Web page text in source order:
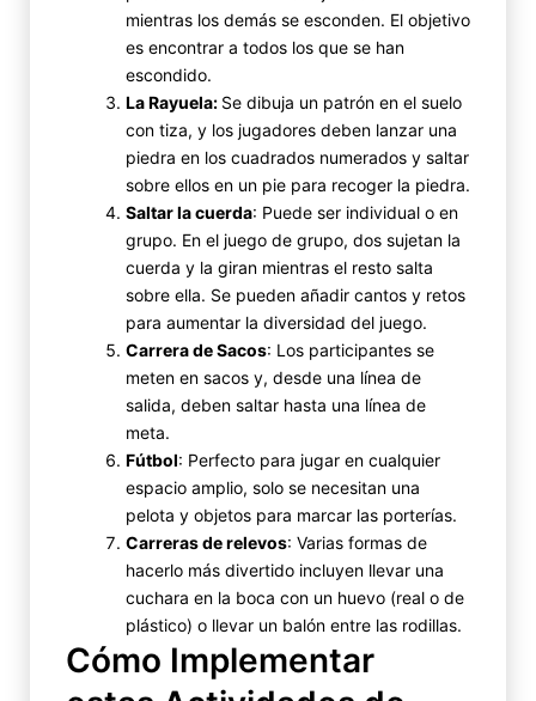
mientras los demás se esconden. El objetivo
es encontrar a todos los que se han
escondido.
La Rayuela: Se dibuja un patrón en el suelo
con tiza, y los jugadores deben lanzar una
piedra en los cuadrados numerados y saltar
sobre ellos en un pie para recoger la piedra.
Saltar la cuerda: Puede ser individual o en
grupo. En el juego de grupo, dos sujetan la
cuerda y la giran mientras el resto salta
sobre ella. Se pueden añadir cantos y retos
para aumentar la diversidad del juego.
Carrera de Sacos: Los participantes se
meten en sacos y, desde una línea de
salida, deben saltar hasta una línea de
meta.
Fútbol: Perfecto para jugar en cualquier
espacio amplio, solo se necesitan una
pelota y objetos para marcar las porterías.
Carreras de relevos: Varias formas de
hacerlo más divertido incluyen llevar una
cuchara en la boca con un huevo (real o de
plástico) o llevar un balón entre las rodillas.
Cómo Implementar